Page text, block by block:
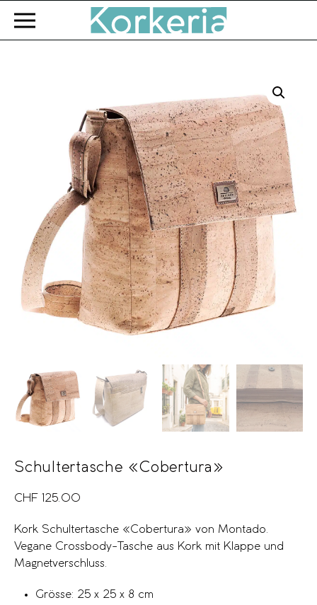
Zum Hauptinhalt springen
Schultertasche «Cobertura»
CHF 125.00
Kork Schultertasche «Cobertura» von Montado.
Vegane Crossbody-Tasche aus Kork mit Klappe und
Magnetverschluss.
Grösse: 25 x 25 x 8 cm